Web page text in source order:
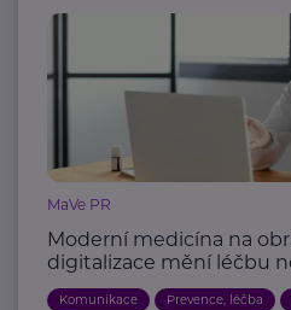
MaVe PR
Moderní medicína na
digitalizace mění léčbu
Komunikace Prevence, léčba